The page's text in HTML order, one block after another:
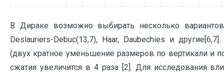
В Дираке возможно выбирать несколько
Deslauriers-Debuc(13,7), Haar, Daubechies и
(двух кратное уменьшение размеров по вертикали и
сжатия увеличится в 4 раза [2]. Для исследования